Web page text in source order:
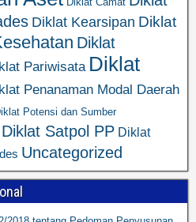
Diklat Kearsipan Diklat
Diklat
Pariwisata Diklat
Penanaman Modal Daerah
Potensi dan Sumber
Diklat Satpol PP Diklat
Uncategorized